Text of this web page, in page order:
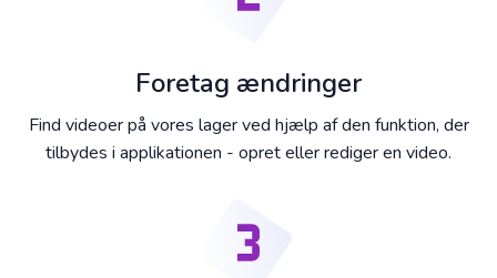
Foretag ændringer
Find videoer på vores lager ved hjælp af den funktion, der
tilbydes i applikationen - opret eller rediger en video.